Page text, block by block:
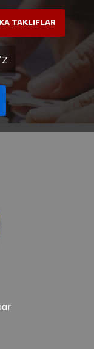
TAKLIFLAR